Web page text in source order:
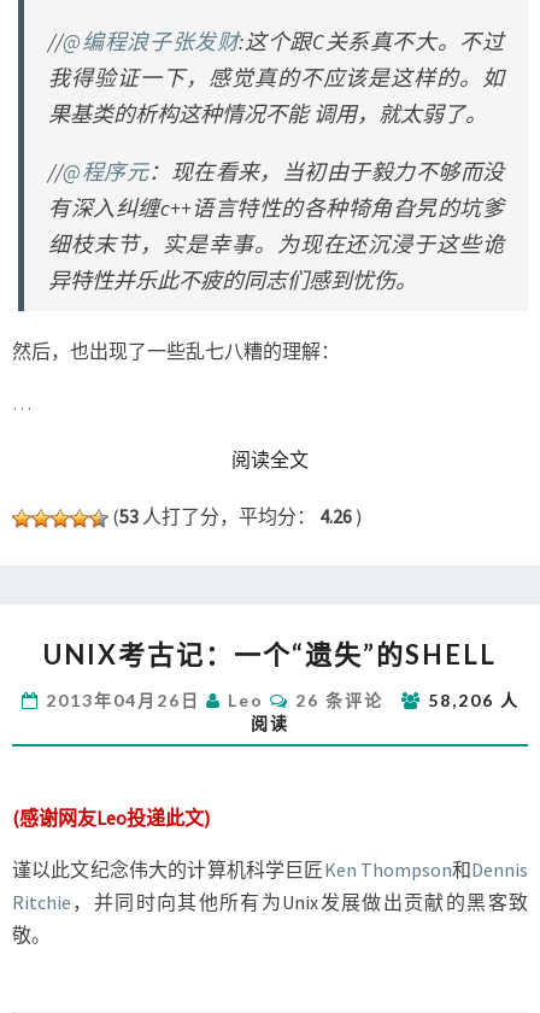
//@编程浪子张发财:这个跟C关系真不大。不过
我得验证一下，感觉真的不应该是这样的。如
果基类的析构这种情况不能 调用，就太弱了。
//@程序元：现在看来，当初由于毅力不够而没
有深入纠缠c++语言特性的各种犄角旮旯的坑爹
细枝末节，实是幸事。为现在还沉浸于这些诡
异特性并乐此不疲的同志们感到忧伤。
然后，也出现了一些乱七八糟的理解：
…
阅读全文READ MORE
(53 人打了分，平均分： 4.26 )
考
记：
一
SHELL
UNIX考古记：一个“遗失”的SHELL
2013年04月26日 Leo
评
论
26 条评论
58,206 人
阅读
(感谢网友Leo投递此文)
谨以此文纪念伟大的计算机科学巨匠Ken Thompson和Dennis
Ritchie ，并同时向其他所有为Unix发展做出贡献的黑客致
敬。